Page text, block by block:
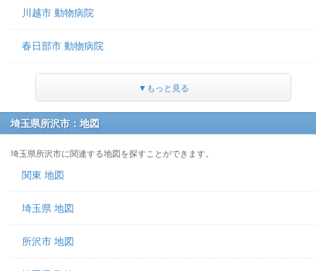
川越市 動物病院
春日部市 動物病院
▼もっと見る
埼玉県所沢市：地図
埼玉県所沢市に関連する地図を探すことができます。
関東 地図
埼玉県 地図
所沢市 地図